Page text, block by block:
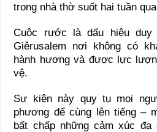
trong nhà thờ suốt hai tuần
Cuộc rước là dấu hiệu
Giêrusalem nơi không có
hành hương và được lực
vệ.
Sự kiện này quy tụ mọi
phương để cùng lên tiếng –
bất chấp những cảm xúc đa